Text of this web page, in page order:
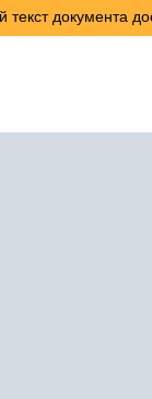
текст документа